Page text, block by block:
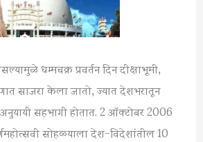
धम्मचक्र प्रवर्तन दिन दीक्षाभूमी,
साजरा केला जातो, ज्यात देशभरातून
सहभागी होतात. 2 ऑक्टोबर 2006
सोहळ्याला देश-विदेशांतील 10